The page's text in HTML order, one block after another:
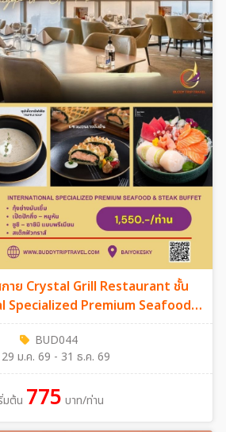
าย Crystal Grill Restaurant ชั้น
Premium Seafood
ฟ่ต์ 2 ชม.
BUD044
29 ม.ค. 69 - 31 ธ.ค. 69
มต้น 775 บาท/ท่าน